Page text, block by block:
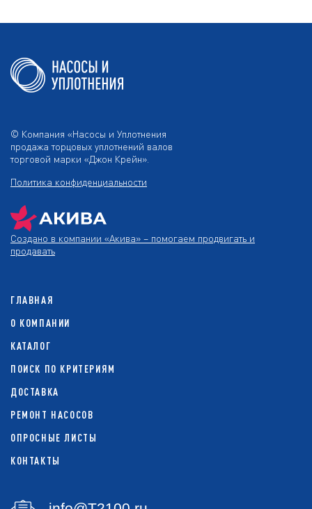
© Компания «Насосы и Уплотнения
продажа торцовых уплотнений валов
торговой марки «Джон Крейн».
Политика конфиденциальности
Создано в компании «Акива» – помогаем продвигать и
продавать
ГЛАВНАЯ
О КОМПАНИИ
КАТАЛОГ
ПОИСК ПО КРИТЕРИЯМ
ДОСТАВКА
РЕМОНТ НАСОСОВ
ОПРОСНЫЕ ЛИСТЫ
КОНТАКТЫ